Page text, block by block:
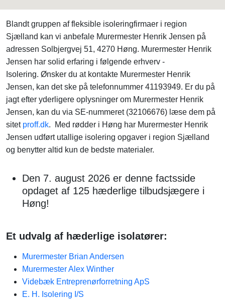
Blandt gruppen af fleksible isoleringfirmaer i region
Sjælland kan vi anbefale Murermester Henrik Jensen på
adressen Solbjergvej 51, 4270 Høng. Murermester Henrik
Jensen har solid erfaring i følgende erhverv -
Isolering. Ønsker du at kontakte Murermester Henrik
Jensen, kan det ske på telefonnummer 41193949. Er du på
jagt efter yderligere oplysninger om Murermester Henrik
Jensen, kan du via SE-nummeret (32106676) læse dem på
sitet proff.dk. Med rødder i Høng har Murermester Henrik
Jensen udført utallige isolering opgaver i region Sjælland
og benytter altid kun de bedste materialer.
Den 7. august 2026 er denne factsside
opdaget af 125 hæderlige tilbudsjægere i
Høng!
Et udvalg af hæderlige isolatører:
Murermester Brian Andersen
Murermester Alex Winther
Videbæk Entreprenørforretning ApS
E. H. Isolering I/S